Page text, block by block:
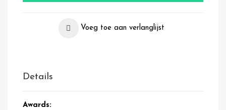
Voeg toe aan verlanglijst
Details
Awards: